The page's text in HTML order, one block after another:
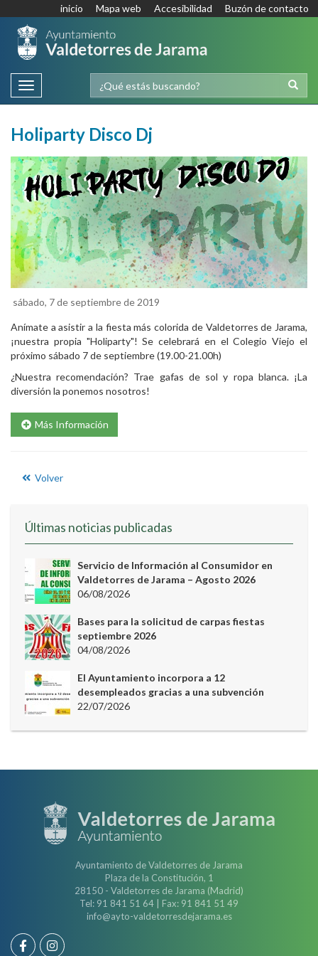
inicio Mapa web Accesibilidad Buzón de contacto
Toggle
navigation
Holiparty Disco Dj
sábado, 7 de septiembre de 2019
Anímate a asistir a la fiesta más colorida de Valdetorres de Jarama,
¡nuestra propia "Holiparty"! Se celebrará en el Colegio Viejo el
próximo sábado 7 de septiembre (19.00-21.00h)
¿Nuestra recomendación? Trae gafas de sol y ropa blanca. ¡La
diversión la ponemos nosotros!
Más Información
Volver
Últimas noticias publicadas
Servicio de Información al Consumidor en
Valdetorres de Jarama – Agosto 2026
06/08/2026
Bases para la solicitud de carpas fiestas
septiembre 2026
04/08/2026
El Ayuntamiento incorpora a 12
desempleados gracias a una subvención
22/07/2026
Ayuntamiento de Valdetorres de Jarama
Plaza de la Constitución, 1
28150 - Valdetorres de Jarama (Madrid)
Tel: 91 841 51 64 | Fax: 91 841 51 49
info@ayto-valdetorresdejarama.es